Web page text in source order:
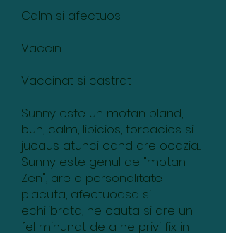
Calm si afectuos
Vaccin :
Vaccinat si castrat
Sunny este un motan bland,
bun, calm, lipicios, torcacios si
jucaus atunci cand are ocazia...
Sunny este genul de "motan
Zen", are o personalitate
placuta, afectuoasa si
echilibrata, ne cauta si are un
fel minunat de a ne privi fix in